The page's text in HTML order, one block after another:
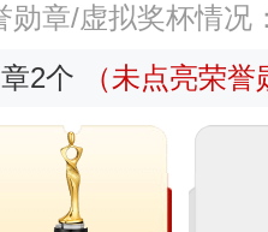
勋章/虚拟奖杯情况
2个
（未点亮荣